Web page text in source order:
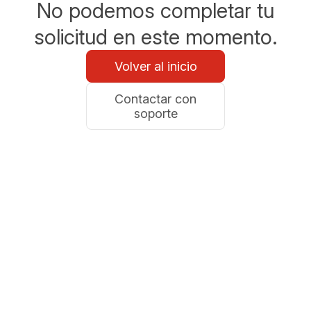
No podemos completar tu
solicitud en este momento.
Volver al inicio
Contactar con
soporte